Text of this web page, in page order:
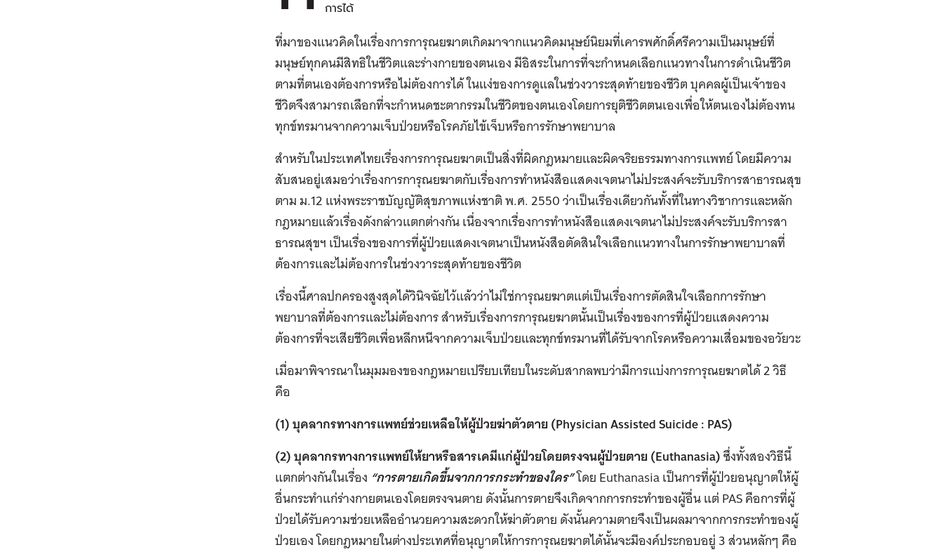
การได้
ที่มาของแนวคิดในเรื่องการการุณยฆาตเกิดมาจากแนวคิดมนุษย์นิยมที่เคารพศักดิ์ศรีความเป็นมนุษย์ที่
มนุษย์ทุกคนมีสิทธิในชีวิตและร่างกายของตนเอง มีอิสระในการที่จะกำหนดเลือกแนวทางในการดำเนินชีวิต
ตามที่ตนเองต้องการหรือไม่ต้องการได้ ในแง่ของการดูแลในช่วงวาระสุดท้ายของชีวิต บุคคลผู้เป็นเจ้าของ
ชีวิตจึงสามารถเลือกที่จะกำหนดชะตากรรมในชีวิตของตนเองโดยการยุติชีวิตตนเองเพื่อให้ตนเองไม่ต้องทน
ทุกข์ทรมานจากความเจ็บป่วยหรือโรคภัยไข้เจ็บหรือการรักษาพยาบาล
สำหรับในประเทศไทยเรื่องการการุณยฆาตเป็นสิ่งที่ผิดกฎหมายและผิดจริยธรรมทางการแพทย์ โดยมีความ
สับสนอยู่เสมอว่าเรื่องการการุณยฆาตกับเรื่องการทำหนังสือแสดงเจตนาไม่ประสงค์จะรับบริการสาธารณสุข
ตาม ม.12 แห่งพระราชบัญญัติสุขภาพแห่งชาติ พ.ศ. 2550 ว่าเป็นเรื่องเดียวกันทั้งที่ในทางวิชาการและหลัก
กฎหมายแล้วเรื่องดังกล่าวแตกต่างกัน เนื่องจากเรื่องการทำหนังสือแสดงเจตนาไม่ประสงค์จะรับบริการสา
ธารณสุขฯ เป็นเรื่องของการที่ผู้ป่วยแสดงเจตนาเป็นหนังสือตัดสินใจเลือกแนวทางในการรักษาพยาบาลที่
ต้องการและไม่ต้องการในช่วงวาระสุดท้ายของชีวิต
เรื่องนี้ศาลปกครองสูงสุดได้วินิจฉัยไว้แล้วว่าไม่ใช่การุณยฆาตแต่เป็นเรื่องการตัดสินใจเลือกการรักษา
พยาบาลที่ต้องการและไม่ต้องการ สำหรับเรื่องการการุณยฆาตนั้นเป็นเรื่องของการที่ผู้ป่วยแสดงความ
ต้องการที่จะเสียชีวิตเพื่อหลีกหนีจากความเจ็บป่วยและทุกข์ทรมานที่ได้รับจากโรคหรือความเสื่อมของอวัยวะ
เมื่อมาพิจารณาในมุมมองของกฎหมายเปรียบเทียบในระดับสากลพบว่ามีการแบ่งการการุณยฆาตได้ 2 วิธี
คือ
(1) บุคลากรทางการแพทย์ช่วยเหลือให้ผู้ป่วยฆ่าตัวตาย (Physician Assisted Suicide : PAS)
(2) บุคลากรทางการแพทย์ให้ยาหรือสารเคมีแก่ผู้ป่วยโดยตรงจนผู้ป่วยตาย (Euthanasia)ซึ่งทั้งสองวิธีนี้
แตกต่างกันในเรื่อง “การตายเกิดขึ้นจากการกระทำของใคร”โดย Euthanasia เป็นการที่ผู้ป่วยอนุญาตให้ผู้
อื่นกระทำแก่ร่างกายตนเองโดยตรงจนตาย ดังนั้นการตายจึงเกิดจากการกระทำของผู้อื่น แต่ PAS คือการที่ผู้
ป่วยได้รับความช่วยเหลืออำนวยความสะดวกให้ฆ่าตัวตาย ดังนั้นความตายจึงเป็นผลมาจากการกระทำของผู้
ป่วยเอง โดยกฎหมายในต่างประเทศที่อนุญาตให้การการุณยฆาตได้นั้นจะมีองค์ประกอบอยู่ 3 ส่วนหลักๆ คือ